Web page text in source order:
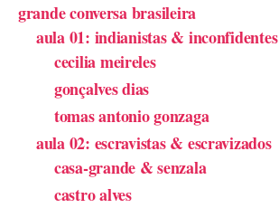
grande conversa brasileira
aula 01: indianistas & inconfidentes
cecilia meireles
gonçalves dias
tomas antonio gonzaga
aula 02: escravistas & escravizados
casa-grande & senzala
castro alves